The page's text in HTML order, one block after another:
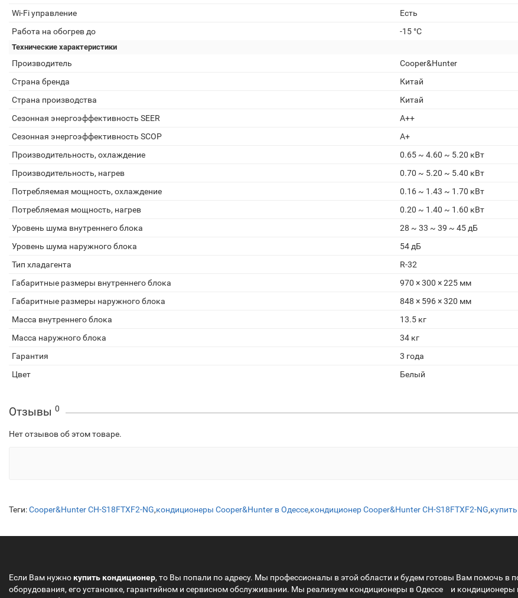
Wi-Fi управление
Есть
Работа на обогрев до
-15 °C
Технические характеристики
Производитель
Cooper&Hunter
Страна бренда
Китай
Страна производства
Китай
Сезонная энергоэффективность SEER
A++
Сезонная энергоэффективность SCOP
A+
Производительность, охлаждение
0.65 ~ 4.60 ~ 5.20 кВт
Производительность, нагрев
0.70 ~ 5.20 ~ 5.40 кВт
Потребляемая мощность, охлаждение
0.16 ~ 1.43 ~ 1.70 кВт
Потребляемая мощность, нагрев
0.20 ~ 1.40 ~ 1.60 кВт
Уровень шума внутреннего блока
28 ~ 33 ~ 39 ~ 45 дБ
Уровень шума наружного блока
54 дБ
Тип хладагента
R-32
Габаритные размеры внутреннего блока
970 × 300 × 225 мм
Габаритные размеры наружного блока
848 × 596 × 320 мм
Масса внутреннего блока
13.5 кг
Масса наружного блока
34 кг
Гарантия
3 года
Цвет
Белый
Отзывы 0
Нет отзывов об этом товаре.
Теги:Cooper&Hunter CH-S18FTXF2-NG,кондиционеры Cooper&Hunter в Одессе,кондиционер Cooper&Hunter CH-S18FTXF2-NG,
Если Вам нужнокупить кондиционер, то Вы попали по адресу. Мы профессионалы в этой области и будем готовы Вам помочь в
оборудования, его установке, гарантийном и сервисном обслуживании. Мы реализуем кондиционеры в Одессе и кондиционеры